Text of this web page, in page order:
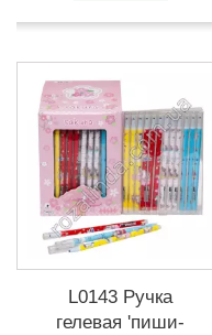
L0143 Ручка
гелевая 'пиши-